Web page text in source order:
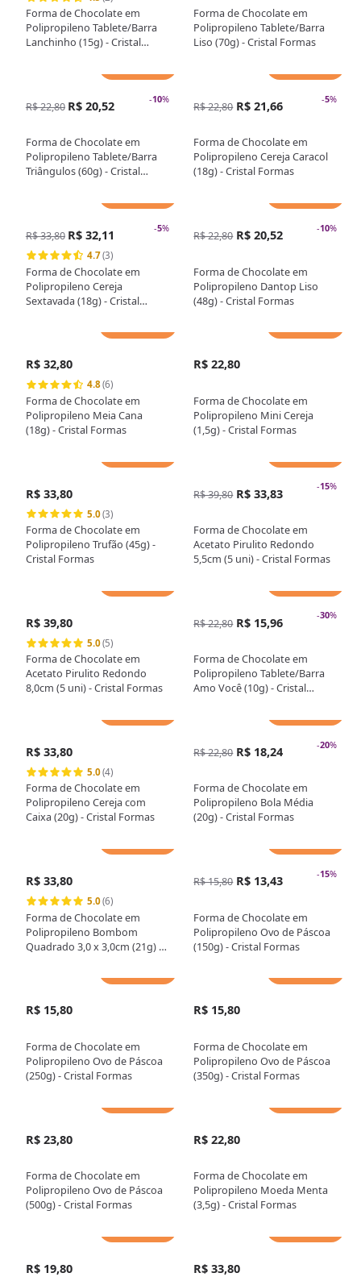
Forma de Chocolate em
Polipropileno Tablete/Barra
Lanchinho (15g) - Cristal
Forma de Chocolate em
Polipropileno Tablete/Barra
Liso (70g) - Cristal Formas
-10%
R$ 22,80 R$ 20,52
Forma de Chocolate em
Polipropileno Tablete/Barra
Triângulos (60g) - Cristal
-5%
R$ 22,80 R$ 21,66
Forma de Chocolate em
Polipropileno Cereja Caracol
(18g) - Cristal Formas
-5%
R$ 33,80 R$ 32,11
4.7(3)
Forma de Chocolate em
Polipropileno Cereja
Sextavada (18g) - Cristal
-10%
R$ 22,80 R$ 20,52
Forma de Chocolate em
Polipropileno Dantop Liso
(48g) - Cristal Formas
R$ 32,80
4.8(6)
Forma de Chocolate em
Polipropileno Meia Cana
(18g) - Cristal Formas
R$ 22,80
Forma de Chocolate em
Polipropileno Mini Cereja
(1,5g) - Cristal Formas
R$ 33,80
5.0(3)
Forma de Chocolate em
Polipropileno Trufão (45g) -
Cristal Formas
-15%
R$ 39,80 R$ 33,83
Forma de Chocolate em
Acetato Pirulito Redondo
5,5cm (5 uni) - Cristal Formas
R$ 39,80
5.0(5)
Forma de Chocolate em
Acetato Pirulito Redondo
8,0cm (5 uni) - Cristal Formas
-30%
R$ 22,80 R$ 15,96
Forma de Chocolate em
Polipropileno Tablete/Barra
Amo Você (10g) - Cristal
R$ 33,80
5.0(4)
Forma de Chocolate em
Polipropileno Cereja com
Caixa (20g) - Cristal Formas
-20%
R$ 22,80 R$ 18,24
Forma de Chocolate em
Polipropileno Bola Média
(20g) - Cristal Formas
R$ 33,80
5.0(6)
Forma de Chocolate em
Polipropileno Bombom
Quadrado 3,0 x 3,0cm (21g) -
-15%
R$ 15,80 R$ 13,43
Forma de Chocolate em
Polipropileno Ovo de Páscoa
(150g) - Cristal Formas
R$ 15,80
Forma de Chocolate em
Polipropileno Ovo de Páscoa
(250g) - Cristal Formas
R$ 15,80
Forma de Chocolate em
Polipropileno Ovo de Páscoa
(350g) - Cristal Formas
R$ 23,80
Forma de Chocolate em
Polipropileno Ovo de Páscoa
(500g) - Cristal Formas
R$ 22,80
Forma de Chocolate em
Polipropileno Moeda Menta
(3,5g) - Cristal Formas
R$ 19,80 R$ 33,80